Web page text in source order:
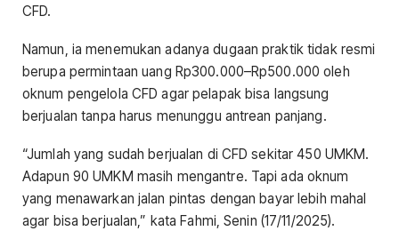
CFD.
Namun, ia menemukan adanya dugaan praktik tidak resmi
berupa permintaan uang Rp300.000–Rp500.000 oleh
oknum pengelola CFD agar pelapak bisa langsung
berjualan tanpa harus menunggu antrean panjang.
“Jumlah yang sudah berjualan di CFD sekitar 450 UMKM.
Adapun 90 UMKM masih mengantre. Tapi ada oknum
yang menawarkan jalan pintas dengan bayar lebih mahal
agar bisa berjualan,” kata Fahmi, Senin (17/11/2025).